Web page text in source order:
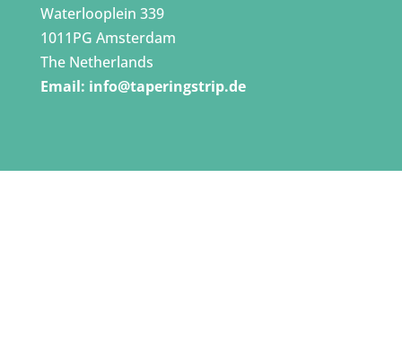
Waterlooplein 339
1011PG Amsterdam
The Netherlands
Email: info@taperingstrip.de